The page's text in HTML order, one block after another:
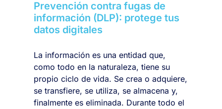
Prevención contra fugas de
información (DLP): protege tus
datos digitales
La información es una entidad que,
como todo en la naturaleza, tiene su
propio ciclo de vida. Se crea o adquiere,
se transfiere, se utiliza, se almacena y,
finalmente es eliminada. Durante todo el